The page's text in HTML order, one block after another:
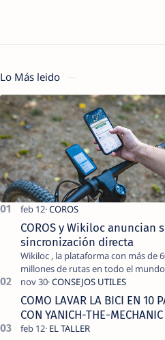
Lo Más leido
COROS y Wikiloc anuncian
sincronización directa
Wikiloc , la plataforma con más de
millones de rutas en todo el
COROS , marca de dispositivos GPS
reconocida mundialmente por su
tecnolo…
COMO LAVAR LA BICI EN 10
CON YANICH-THE-MECHANIC